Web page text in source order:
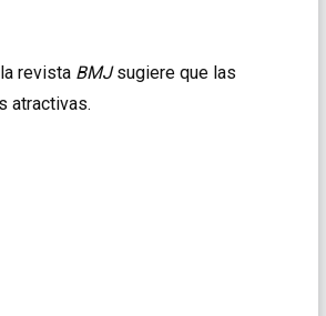
revista BMJsugiere que las
atractivas.